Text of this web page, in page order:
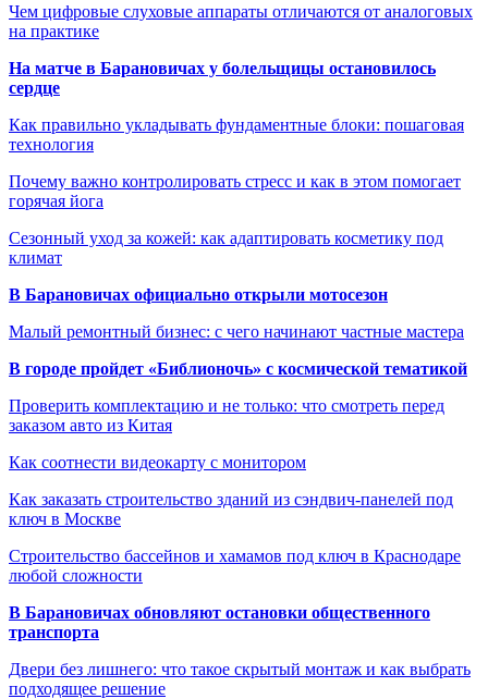
Чем цифровые слуховые аппараты отличаются от аналоговых
на практике
На матче в Барановичах у болельщицы остановилось
сердце
Как правильно укладывать фундаментные блоки: пошаговая
технология
Почему важно контролировать стресс и как в этом помогает
горячая йога
Сезонный уход за кожей: как адаптировать косметику под
климат
В Барановичах официально открыли мотосезон
Малый ремонтный бизнес: с чего начинают частные мастера
В городе пройдет «Библионочь» с космической тематикой
Проверить комплектацию и не только: что смотреть перед
заказом авто из Китая
Как соотнести видеокарту с монитором
Как заказать строительство зданий из сэндвич-панелей под
ключ в Москве
Строительство бассейнов и хамамов под ключ в Краснодаре
любой сложности
В Барановичах обновляют остановки общественного
транспорта
Двери без лишнего: что такое скрытый монтаж и как выбрать
подходящее решение